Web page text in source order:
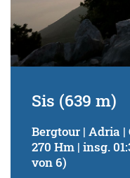
Sis (639 m)
Bergtour | Adria |
270 Hm | insg.
von 6)